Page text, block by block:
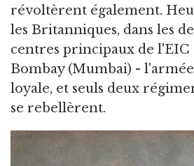
révoltèrent également.
les Britanniques, dans les
centres principaux de l'EIC
Bombay (Mumbai) -
loyale, et seuls deux
se rebellèrent.